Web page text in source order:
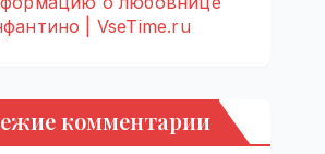
| VseTime.ru
комментарии